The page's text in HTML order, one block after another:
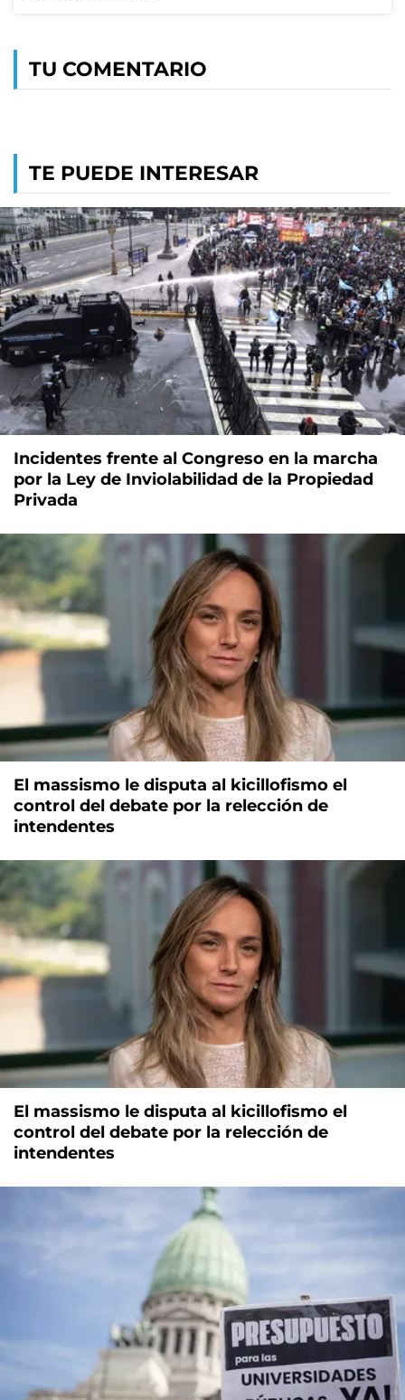
TU COMENTARIO
TE PUEDE INTERESAR
Incidentes frente al Congreso en la marcha
por la Ley de Inviolabilidad de la Propiedad
Privada
El massismo le disputa al kicillofismo el
control del debate por la relección de
intendentes
El massismo le disputa al kicillofismo el
control del debate por la relección de
intendentes